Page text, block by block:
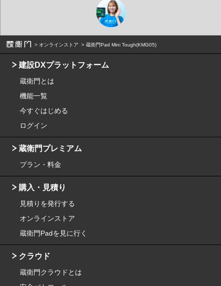
オンラインストア 蔵衛門Pad Mini Tough(KMG05)
建設DXプラットフォーム
蔵衛門とは
機能一覧
今すぐはじめる
ログイン
蔵衛門プレミアム
プラン・料金
購入・見積り
見積りを発行する
オンラインストア
蔵衛門Padを見に行く
クラウド
蔵衛門クラウドとは